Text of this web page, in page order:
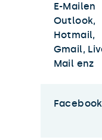
E-Mailen
Outlook,
Hotmail,
Gmail,
Mail enz
Facebook